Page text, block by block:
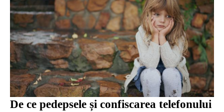
De ce pedepsele și confiscarea telefonului